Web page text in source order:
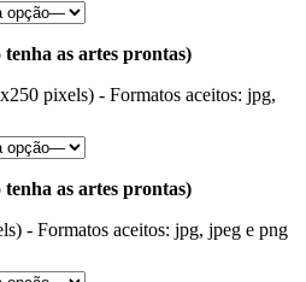
as artes prontas)
pixels) - Formatos aceitos: jpg,
as artes prontas)
- Formatos aceitos: jpg, jpeg e png